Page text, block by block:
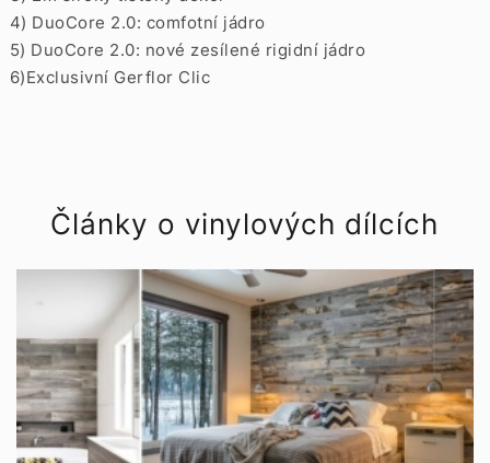
4) DuoCore 2.0: comfotní jádro
5) DuoCore 2.0: nové zesílené rigidní jádro
6)Exclusivní Gerflor Clic
Články o vinylových dílcích